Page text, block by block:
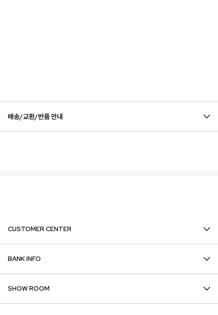
배송/교환/반품 안내
CUSTOMER CENTER
BANK INFO
SHOW ROOM